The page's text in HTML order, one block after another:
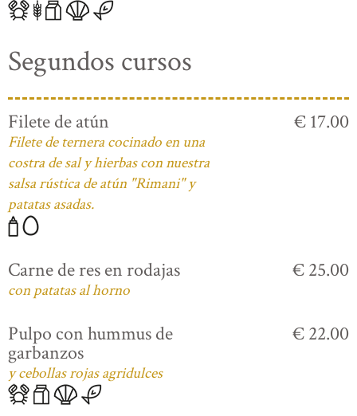
Segundos cursos
Filete de atún
Filete de ternera cocinado en una
costra de sal y hierbas con nuestra
salsa rústica de atún "Rimani" y
patatas asadas.
€ 17.00
Carne de res en rodajas
con patatas al horno
€ 25.00
Pulpo con hummus de
garbanzos
y cebollas rojas agridulces
€ 22.00